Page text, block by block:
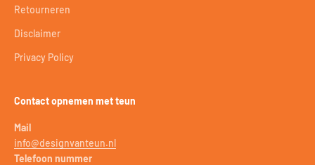
Retourneren
Disclaimer
Privacy Policy
Contact opnemen met teun
Mail
info@designvanteun.nl
Telefoon nummer